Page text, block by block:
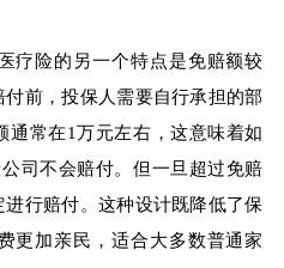
疗险的另一个特点是免赔额较
前，投保人需要自行承担的部
通常在1万元左右，这意味着如
司不会赔付。但一旦超过免赔
行赔付。这种设计既降低了保
更加亲民，适合大多数普通家